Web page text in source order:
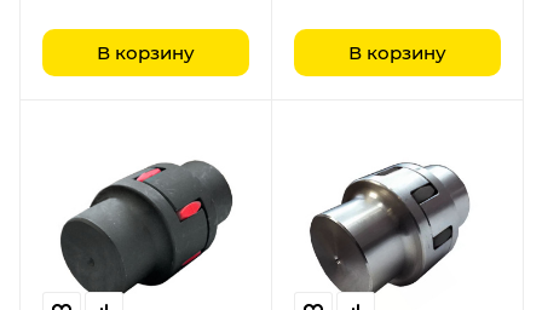
В корзину В корзину